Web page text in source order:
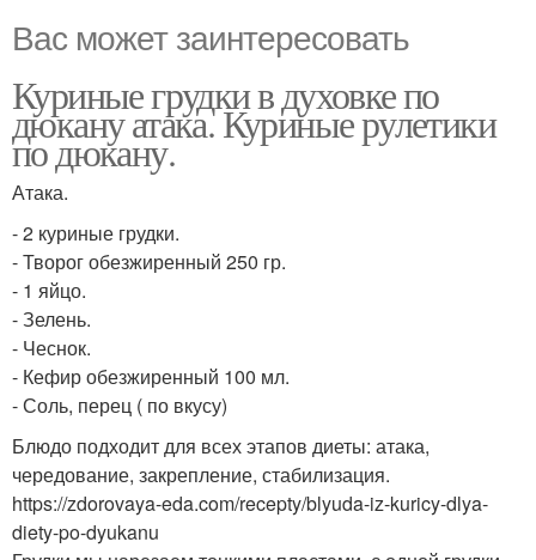
Вас может заинтересовать
Куриные грудки в духовке по
дюкану атака. Куриные рулетики
по дюкану.
Атака.
- 2 куриные грудки.
- Творог обезжиренный 250 гр.
- 1 яйцо.
- Зелень.
- Чеснок.
- Кефир обезжиренный 100 мл.
- Соль, перец ( по вкусу)
Блюдо подходит для всех этапов диеты: атака,
чередование, закрепление, стабилизация.
https://zdorovaya-eda.com/recepty/blyuda-iz-kuricy-dlya-
diety-po-dyukanu